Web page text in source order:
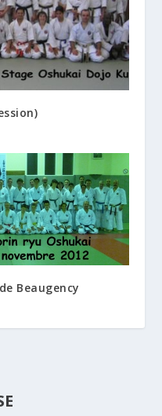
Beaugency